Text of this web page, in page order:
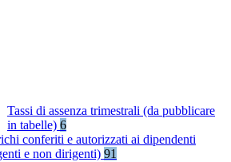
Tassi di assenza trimestrali (da pubblicare
in tabelle) 6
conferiti e autorizzati ai dipendenti
e non dirigenti) 91